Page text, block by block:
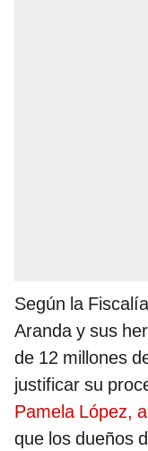
Según la
Aranda y sus
de 12 millones
justificar su
Pamela López,
que los dueños